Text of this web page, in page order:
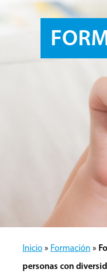
Inicio» Formación »
personas con